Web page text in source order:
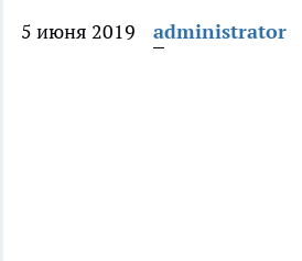
5 июня 2019 administrator